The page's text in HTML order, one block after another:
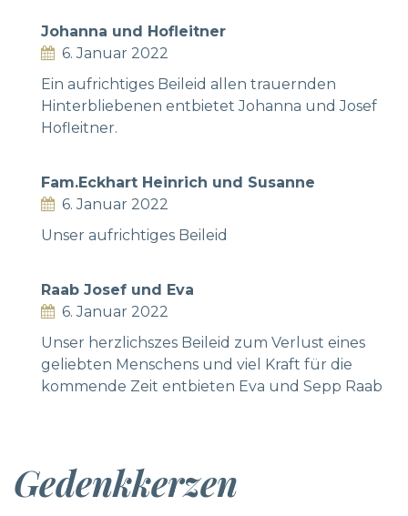
Johanna und Hofleitner
6. Januar 2022
Ein aufrichtiges Beileid allen trauernden
Hinterbliebenen entbietet Johanna und Josef
Hofleitner.
Fam.Eckhart Heinrich und Susanne
6. Januar 2022
Unser aufrichtiges Beileid
Raab Josef und Eva
6. Januar 2022
Unser herzlichszes Beileid zum Verlust eines
geliebten Menschens und viel Kraft für die
kommende Zeit entbieten Eva und Sepp Raab
Gedenkkerzen